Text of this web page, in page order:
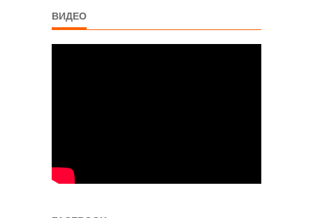
ВИДЕО